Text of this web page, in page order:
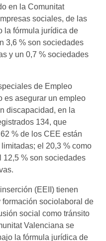
en la Comunitat
sociales, de las
la fórmula jurídica de
3,6 % son sociedades
y un 0,7 % sociedades
de Empleo
es asegurar un empleo
discapacidad, en la
134, que
% de los CEE están
el 20,3 % como
% son sociedades
(EEII) tienen
sociolaboral de
social como tránsito
Valenciana se
la fórmula jurídica de